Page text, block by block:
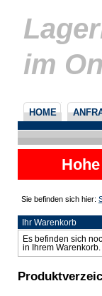
im
HOME
Sie befinden sich hier:
Ihr Warenkorb
Es befinden sich
in Ihrem Warenkorb.